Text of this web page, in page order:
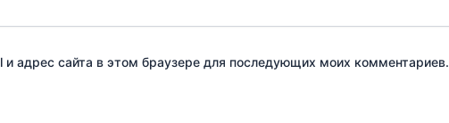
и адрес сайта в этом браузере для последующих моих комментариев.